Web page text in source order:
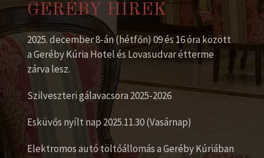
GERÉBY HÍREK
2025. december 8-án (hétfőn) 09 és 16 óra között
a Geréby Kúria Hotel és Lovasudvar étterme
zárva lesz.
Szilveszteri gálavacsora 2025-2026
Esküvős nyílt nap 2025.11.30 (Vasárnap)
Elektromos autó töltőállomás a Geréby Kúriában